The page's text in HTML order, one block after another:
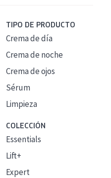
TIPO DE PRODUCTO
Crema de día
Crema de noche
Crema de ojos
Sérum
Limpieza
COLECCIÓN
Essentials
Lift+
Expert